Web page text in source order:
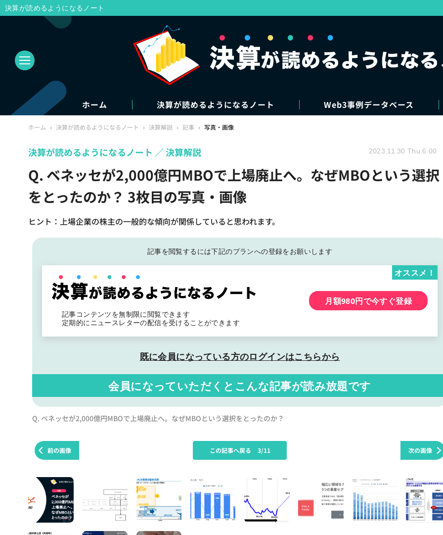
ホーム 決算が読めるようになるノート Web3事例データベース
ホーム › 決算が読めるようになるノート › 決算解説 › 記事 › 写真・画像
Q. ベネッセが2,000億円MBOで上場廃止へ。なぜMBOという選択
をとったのか？ 3枚目の写真・画像
ヒント：上場企業の株主の一般的な傾向が関係していると思われます。
決算が読めるようになるノート 決算解説 2023.11.30 Thu 6:00
記事を閲覧するには下記のプランへの登録をお願いします
記事コンテンツを無制限に閲覧できます
定期的にニュースレターの配信を受けることができます
オススメ！
月額980円で今すぐ登録
既に会員になっている方のログインはこちらから
会員になっていただくと こんな記事が読み放題です
Q. ベネッセが2,000億円MBOで上場廃止へ。なぜMBOという選択をとったのか？
前の画像 次の画像
この記事へ戻る 3/11
決算が読めるようになるノート